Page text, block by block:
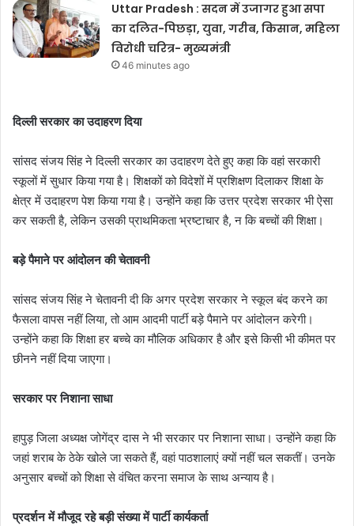
Uttar Pradesh : सदन में उजागर हुआ सपा
का दलित-पिछड़ा, युवा, गरीब, किसान, महिला
विरोधी चरित्र- मुख्यमंत्री
46 minutes ago
दिल्ली सरकार का उदाहरण दिया
सांसद संजय सिंह ने दिल्ली सरकार का उदाहरण देते हुए कहा कि वहां सरकारी
स्कूलों में सुधार किया गया है। शिक्षकों को विदेशों में प्रशिक्षण दिलाकर शिक्षा के
क्षेत्र में उदाहरण पेश किया गया है। उन्होंने कहा कि उत्तर प्रदेश सरकार भी ऐसा
कर सकती है, लेकिन उसकी प्राथमिकता भ्रष्टाचार है, न कि बच्चों की शिक्षा।
बड़े पैमाने पर आंदोलन की चेतावनी
सांसद संजय सिंह ने चेतावनी दी कि अगर प्रदेश सरकार ने स्कूल बंद करने का
फैसला वापस नहीं लिया, तो आम आदमी पार्टी बड़े पैमाने पर आंदोलन करेगी।
उन्होंने कहा कि शिक्षा हर बच्चे का मौलिक अधिकार है और इसे किसी भी कीमत पर
छीनने नहीं दिया जाएगा।
सरकार पर निशाना साधा
हापुड़ जिला अध्यक्ष जोगेंद्र दास ने भी सरकार पर निशाना साधा। उन्होंने कहा कि
जहां शराब के ठेके खोले जा सकते हैं, वहां पाठशालाएं क्यों नहीं चल सकतीं। उनके
अनुसार बच्चों को शिक्षा से वंचित करना समाज के साथ अन्याय है।
प्रदर्शन में मौजूद रहे बड़ी संख्या में पार्टी कार्यकर्ता